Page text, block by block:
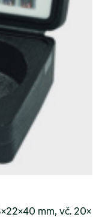
mm, vč. 20×